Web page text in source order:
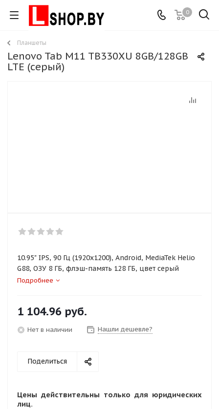
0
Планшеты
Lenovo Tab M11 TB330XU 8GB/128GB
LTE (серый)
10.95" IPS, 90 Гц (1920x1200), Android, MediaTek Helio
G88, ОЗУ 8 ГБ, флэш-память 128 ГБ, цвет серый
Подробнее
1 104.96 руб.
Нет в наличии Нашли дешевле?
Поделиться
Цены действительны только для юридических
лиц.